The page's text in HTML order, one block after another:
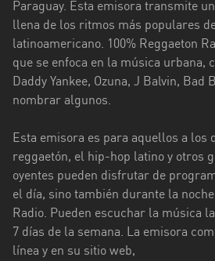
Concepción
Cordillera
Itapúa
Misiones
Ñeembucú
Presidente
Hayes
San
Paraguay. Esta emisora transmite
llena de los ritmos más populares
latinoamericano. 100% Reggaeton
que se enfoca en la música urbana,
Daddy Yankee, Ozuna, J Balvin, Bad
nombrar algunos.
Esta emisora es para aquellos a los
reggaetón, el hip-hop latino y otros
oyentes pueden disfrutar de
el día, sino también durante la noche
Radio. Pueden escuchar la música
7 días de la semana. La emisora
línea y en su sitio web,